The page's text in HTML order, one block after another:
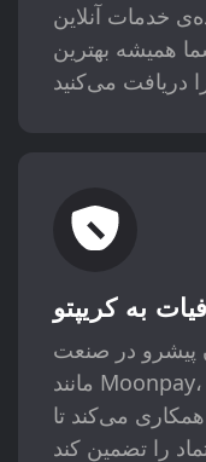
خدمات آنلاین
همیشه بهترین
به کریپتو
پیشرو در صنعت
مانند Moonpay، Mercurio، Paybis و سایر
می‌کند تا